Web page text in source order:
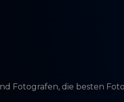
Fotografen, die besten